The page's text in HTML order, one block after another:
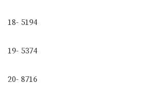
18- 5194
19- 5374
20- 8716